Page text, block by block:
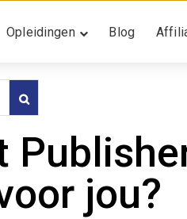
Opleidingen Blog
wat
jou?